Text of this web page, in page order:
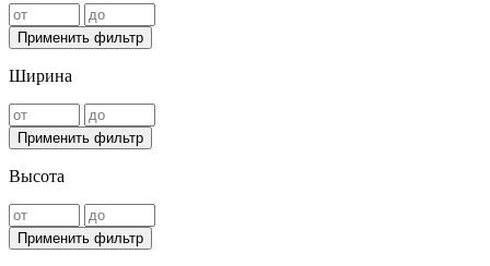
Применить фильтр
Ширина
Применить фильтр
Высота
Применить фильтр